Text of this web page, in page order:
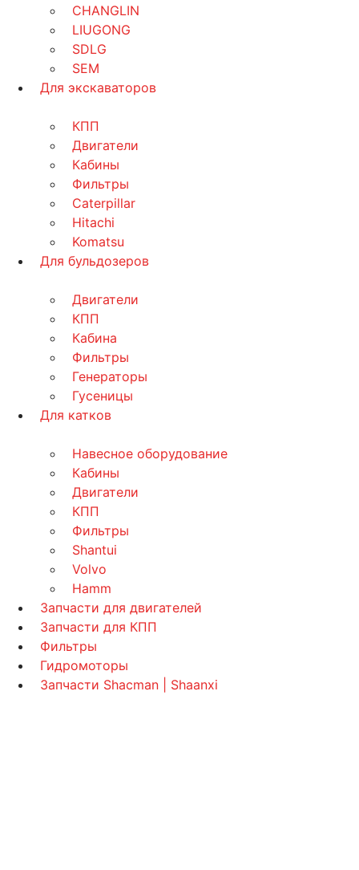
CHANGLIN
LIUGONG
SDLG
SEM
Для экскаваторов
КПП
Двигатели
Кабины
Фильтры
Caterpillar
Hitachi
Komatsu
Для бульдозеров
Двигатели
КПП
Кабина
Фильтры
Генераторы
Гусеницы
Для катков
Навесное оборудование
Кабины
Двигатели
КПП
Фильтры
Shantui
Volvo
Hamm
Запчасти для двигателей
Запчасти для КПП
Фильтры
Гидромоторы
Запчасти Shacman | Shaanxi